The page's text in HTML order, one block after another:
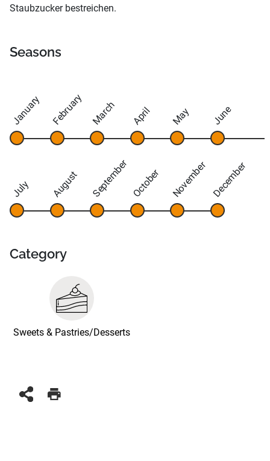
Staubzucker bestreichen.
Seasons
January February March April May June
July August September October November December
Category
Sweets & Pastries/Desserts